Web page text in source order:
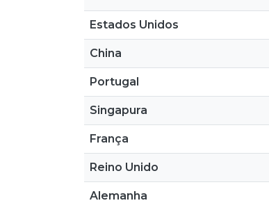
Estados Unidos
China
Portugal
Singapura
França
Reino Unido
Alemanha